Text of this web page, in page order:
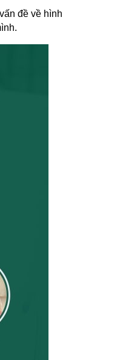
đề về hình